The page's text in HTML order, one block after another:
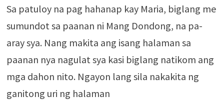
Sa patuloy na pag hahanap kay Maria, biglang me
sumundot sa paanan ni Mang Dondong, na pa-
aray sya. Nang makita ang isang halaman sa
paanan nya nagulat sya kasi biglang natikom ang
mga dahon nito. Ngayon lang sila nakakita ng
ganitong uri ng halaman